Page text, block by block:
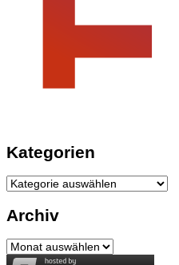
Kategorien
Kategorien
Archiv
Archiv